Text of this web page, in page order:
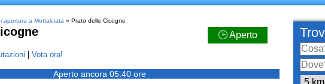
apertura a Mottalciata » Prato delle Cicogne
🕒 Aperto
Vota ora!
Aperto ancora 05:40 ore